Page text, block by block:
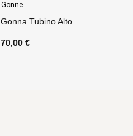
Gonne
Gonna Nelly Option 1
70,00 €